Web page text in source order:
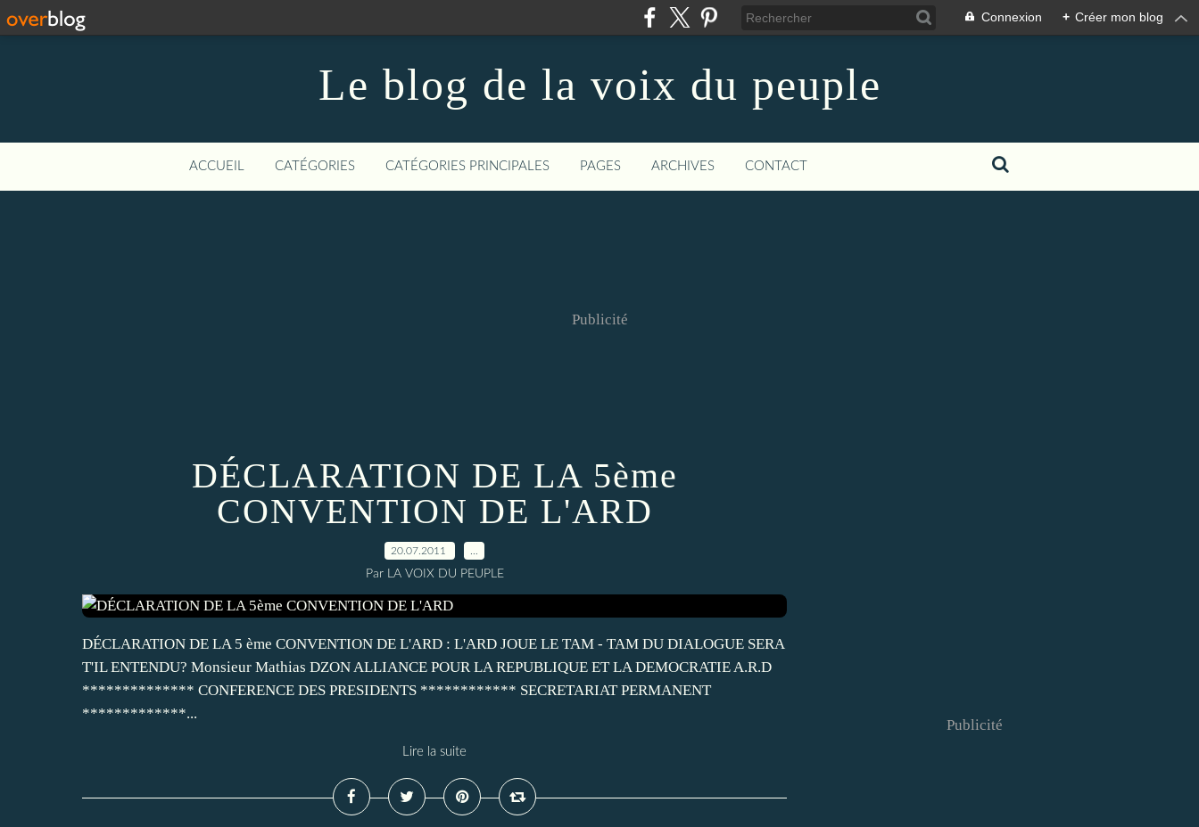
Connexion + Créer mon blog
Le blog de la voix du peuple
ACCUEIL CATÉGORIES CATÉGORIES PRINCIPALES PAGES ARCHIVES CONTACT
Publicité
DÉCLARATION DE LA 5ème
CONVENTION DE L'ARD
20.07.2011
Par LA VOIX DU PEUPLE
DÉCLARATION DE LA 5 ème CONVENTION DE L'ARD : L'ARD JOUE LE TAM - TAM DU DIALOGUE SERA
T'IL ENTENDU? Monsieur Mathias DZON ALLIANCE POUR LA REPUBLIQUE ET LA DEMOCRATIE A.R.D
************** CONFERENCE DES PRESIDENTS ************ SECRETARIAT PERMANENT
*************...
Lire la suite
Publicité